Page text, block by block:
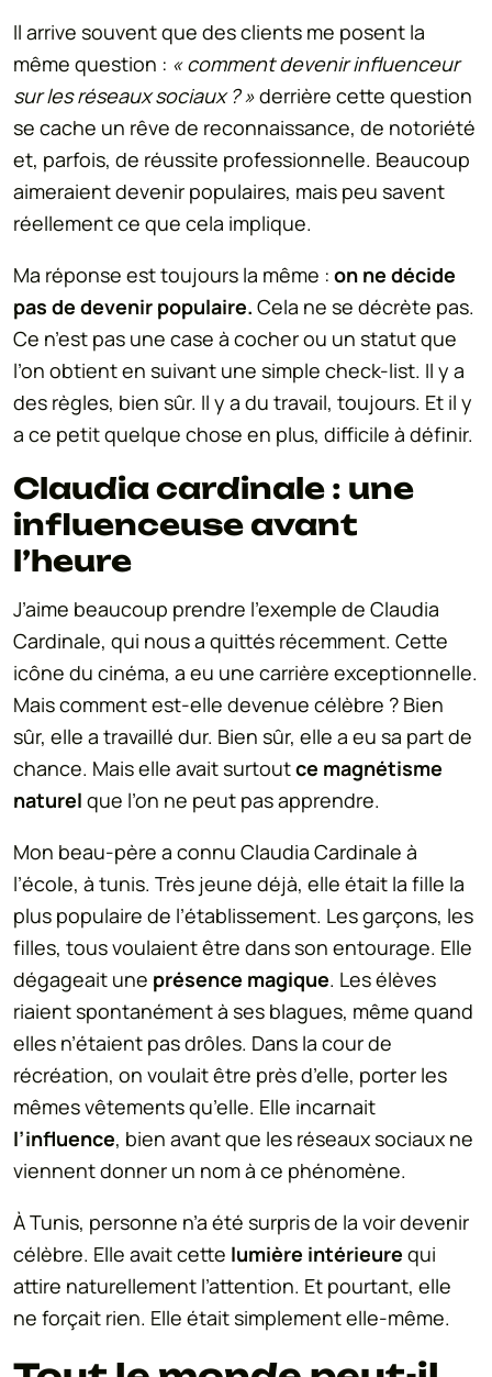
Il arrive souvent que des clients me posent la
même question : « comment devenir influenceur
sur les réseaux sociaux ? »derrière cette question
se cache un rêve de reconnaissance, de notoriété
et, parfois, de réussite professionnelle. Beaucoup
aimeraient devenir populaires, mais peu savent
réellement ce que cela implique.
Ma réponse est toujours la même : on ne décide
pas de devenir populaire. Cela ne se décrète pas.
Ce n’est pas une case à cocher ou un statut que
l’on obtient en suivant une simple check-list. Il y a
des règles, bien sûr. Il y a du travail, toujours. Et il y
a ce petit quelque chose en plus, difficile à définir.
Claudia cardinale : une
influenceuse avant
l’heure
J’aime beaucoup prendre l’exemple de Claudia
Cardinale, qui nous a quittés récemment. Cette
icône du cinéma, a eu une carrière exceptionnelle.
Mais comment est-elle devenue célèbre ? Bien
sûr, elle a travaillé dur. Bien sûr, elle a eu sa part de
chance. Mais elle avait surtoutce magnétisme
naturel que l’on ne peut pas apprendre.
Mon beau-père a connu Claudia Cardinale à
l’école, à tunis. Très jeune déjà, elle était la fille la
plus populaire de l’établissement. Les garçons, les
filles, tous voulaient être dans son entourage. Elle
dégageait une présence magique. Les élèves
riaient spontanément à ses blagues, même quand
elles n’étaient pas drôles. Dans la cour de
récréation, on voulait être près d’elle, porter les
mêmes vêtements qu’elle. Elle incarnait
l’influence, bien avant que les réseaux sociaux ne
viennent donner un nom à ce phénomène.
À Tunis, personne n’a été surpris de la voir devenir
célèbre. Elle avait cette lumière intérieure qui
attire naturellement l’attention. Et pourtant, elle
ne forçait rien. Elle était simplement elle-même.